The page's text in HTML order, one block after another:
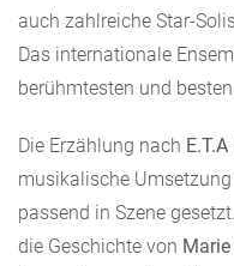
auch zahlreiche Star-
Das internationale
berühmtesten und besten
Die Erzählung nach
musikalische
passend in Szene
die Geschichte von Marie